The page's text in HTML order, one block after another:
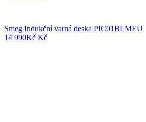
Smeg Indukční varná deska PIC01BLMEU
14 990Kč Kč